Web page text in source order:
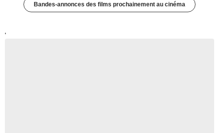
Bandes-annonces des films prochainement au cinéma
'